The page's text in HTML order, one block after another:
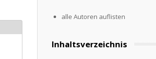
alle Autoren auflisten
Inhaltsverzeichnis